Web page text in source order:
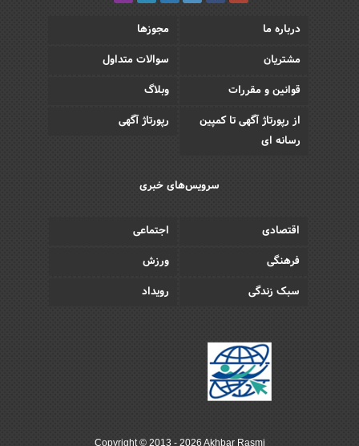
درباره ما
مجوزها
مشتریان
سوالات متداول
قوانین و مقررات
وبلاگ
از رپورتاژ آگهی تا کمپین
رسانه ای
رپورتاژ آگهی
سرویس‌های خبری
اقتصادی
اجتماعی
فرهنگی
ورزش
سبک زندگی
رویداد
Copyright © 2013 - 2026 Akhbar Rasmi